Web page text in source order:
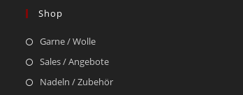
Shop
Garne / Wolle
Sales / Angebote
Nadeln / Zubehör